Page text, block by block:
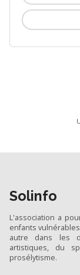
Solinfo
L'association a
enfants
autre dans les
artistiques, du
prosélytisme.